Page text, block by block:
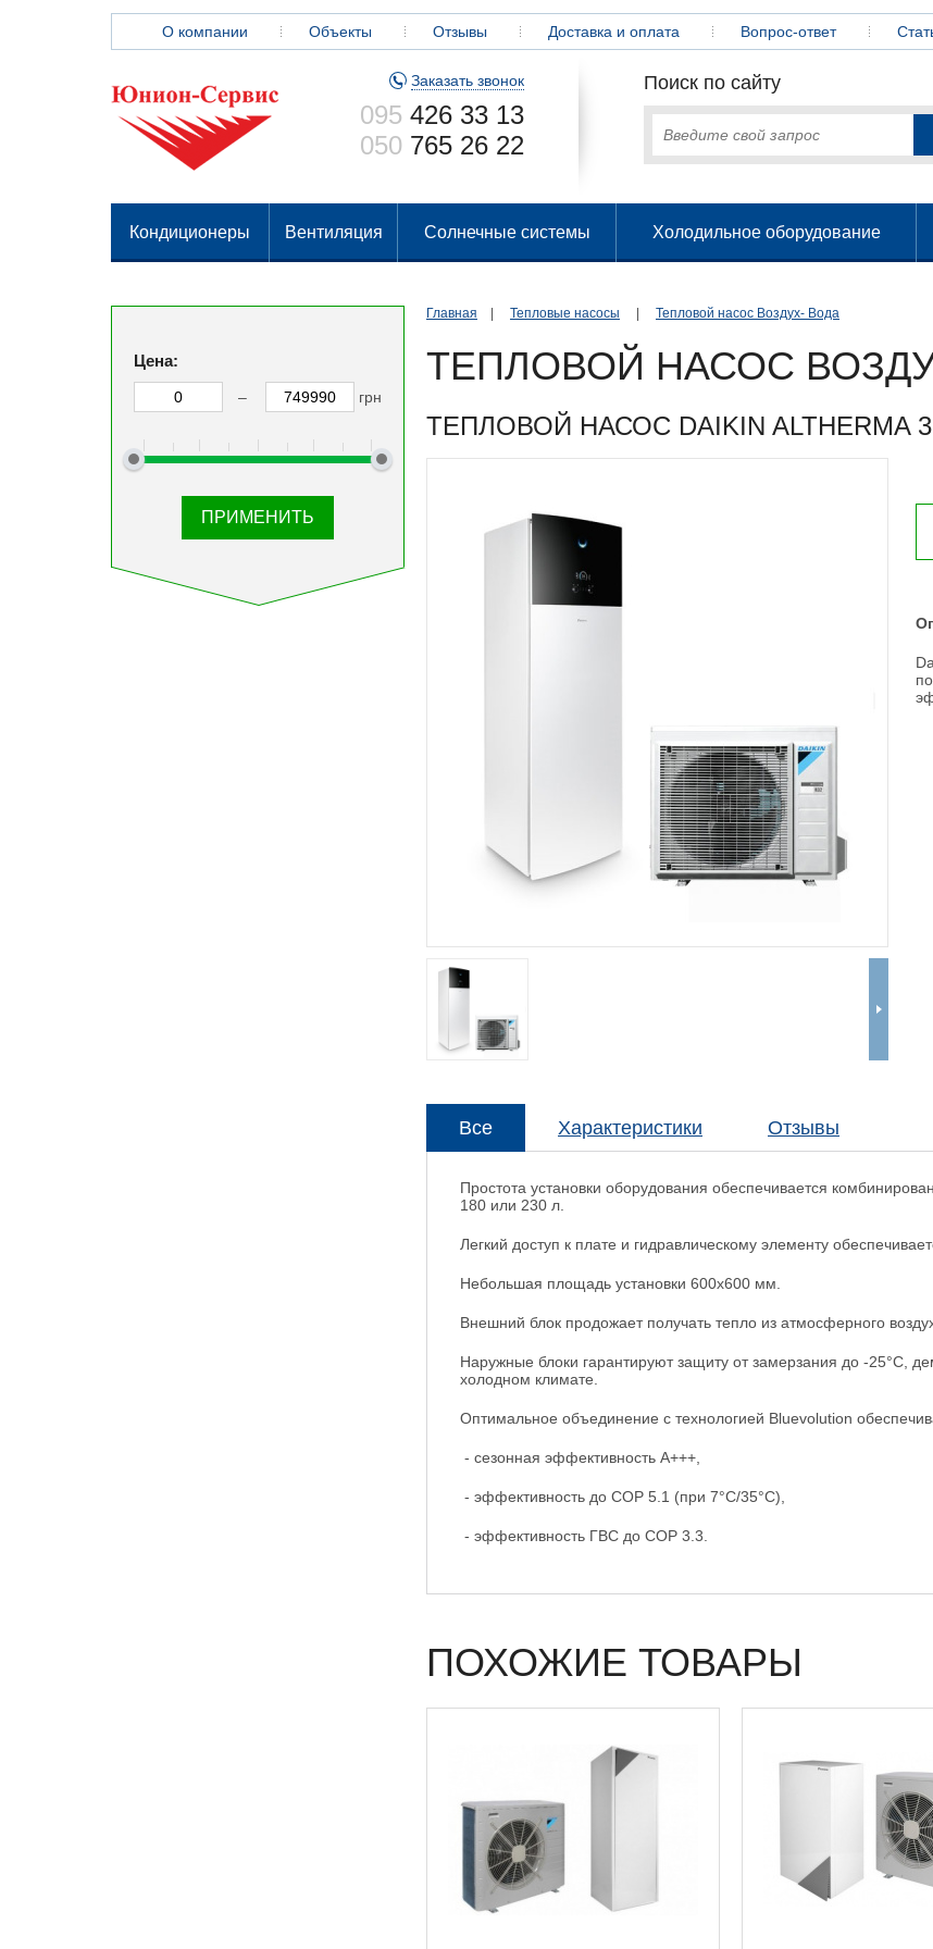
О компании Объекты Отзывы Доставка и оплата Вопрос-ответ
Заказать звонок
095 426 33 13
050 765 26 22
Поиск по сайту
Кондиционеры Вентиляция Солнечные системы Холодильное оборудование
Главная Тепловые насосы Тепловой насос Воздух- Вода
ТЕПЛОВОЙ НАСОС
ТЕПЛОВОЙ НАСОС DAIKIN ALTHERMA 3
Все Характеристики Отзывы
Простота установки оборудования обеспечивается
180 или 230 л.
Легкий доступ к плате и гидравлическому элементу
Небольшая площадь установки 600х600 мм.
Внешний блок продожает получать тепло из атмосферного
Наружные блоки гарантируют защиту от замерзания до -25°С,
холодном климате.
Оптимальное объединение с технологией Bluevolution
- сезонная эффективность А+++,
- эффективность до COP 5.1 (при 7°С/35°C),
- эффективность ГВС до COP 3.3.
ПОХОЖИЕ ТОВАРЫ
Цена:
– грн